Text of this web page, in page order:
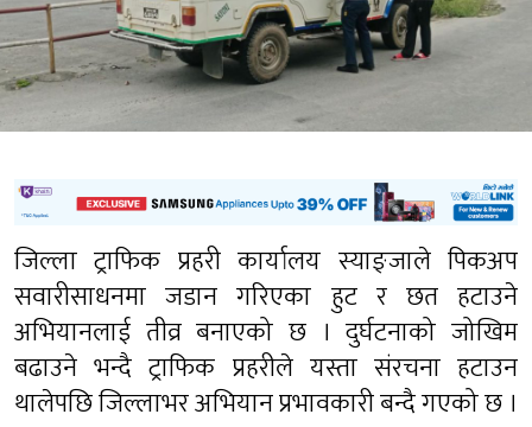
जिल्ला ट्राफिक प्रहरी कार्यालय स्याङ्जाले पिकअप
सवारीसाधनमा जडान गरिएका हुट र छत हटाउने
अभियानलाई तीव्र बनाएको छ । दुर्घटनाको जोखिम
बढाउने भन्दै ट्राफिक प्रहरीले यस्ता संरचना हटाउन
थालेपछि जिल्लाभर अभियान प्रभावकारी बन्दै गएको छ ।